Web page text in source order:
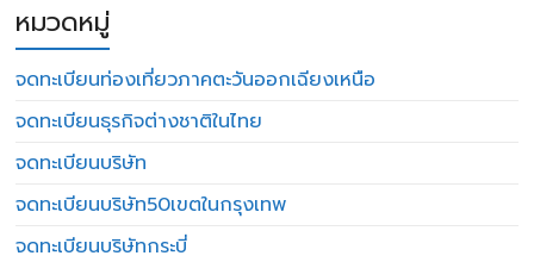
หมวดหมู่
จดทะเบียนท่องเที่ยวภาคตะวันออกเฉียงเหนือ
จดทะเบียนธุรกิจต่างชาติในไทย
จดทะเบียนบริษัท
จดทะเบียนบริษัท50เขตในกรุงเทพ
จดทะเบียนบริษัทกระบี่